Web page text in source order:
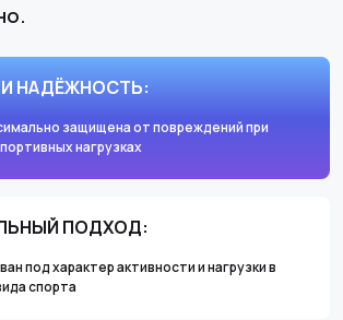
НАДЁЖНОСТЬ:
защищена от повреждений при
нагрузках
ПОДХОД:
под характер активности и нагрузки в
спорта